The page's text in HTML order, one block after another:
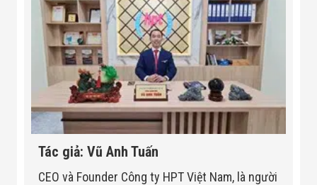
Tác giả: Vũ Anh Tuấn
CEO và Founder Công ty HPT Việt Nam, là người